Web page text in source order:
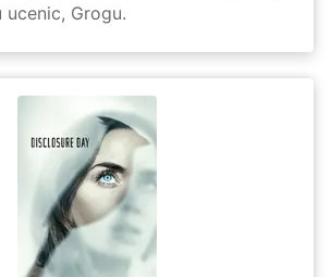
ucenic, Grogu.